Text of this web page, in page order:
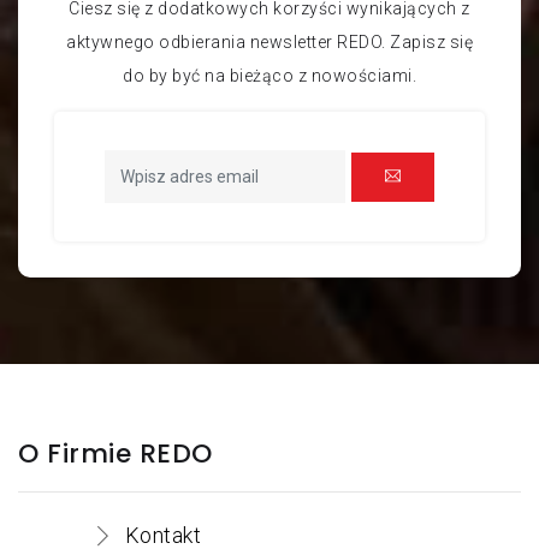
Ciesz się z dodatkowych korzyści wynikających z
aktywnego odbierania newsletter REDO. Zapisz się
do by być na bieżąco z nowościami.
O Firmie REDO
Kontakt